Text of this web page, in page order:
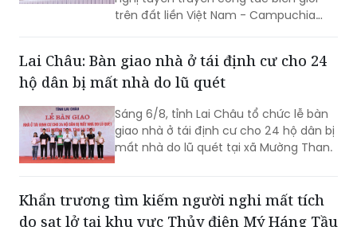
trên đất liền Việt Nam - Campuchia
Lai Châu: Bàn giao nhà ở tái định cư cho 24
hộ dân bị mất nhà do lũ quét
Sáng 6/8, tỉnh Lai Châu tổ chức lễ bàn
giao nhà ở tái định cư cho 24 hộ dân bị
mất nhà do lũ quét tại xã Mường Than.
Khẩn trương tìm kiếm người nghi mất tích
do sạt lở tại khu vực Thủy điện Mý Háng Tầu